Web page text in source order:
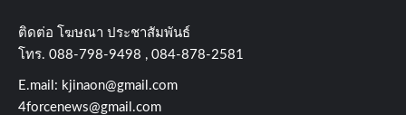
ติดต่อ​ โฆษณา​ ประชาสัมพันธ์
โทร​. 088-798-9498 , 084-878-2581
E.mail: kjinaon@gmail.com
4forcenews@gmail.com